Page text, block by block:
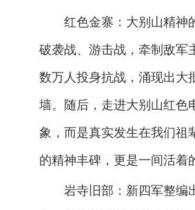
红色金寨：大别山精神
破袭战、游击战，牵制敌军
数万人投身抗战，涌现出大
墙。随后，走进大别山红色
象，而是真实发生在我们祖
的精神丰碑，更是一间活着
岩寺旧部：新四军整编